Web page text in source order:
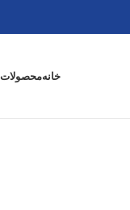
خانهمحصولات